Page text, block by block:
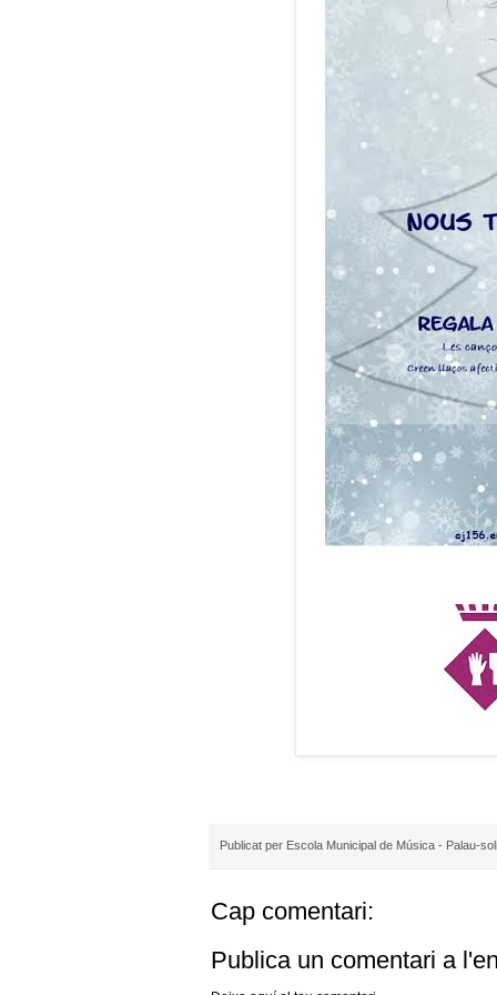
Publicat per Escola Municipal de Música - Palau-
Cap comentari:
Publica un comentari a